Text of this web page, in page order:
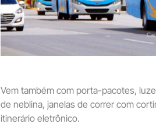
Vem também com porta-pacotes,
de neblina, janelas de correr com
itinerário eletrônico.